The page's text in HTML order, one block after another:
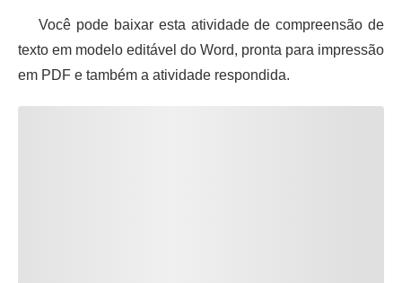
Você pode baixar esta atividade de compreensão de
texto em modelo editável do Word, pronta para impressão
em PDF e também a atividade respondida.